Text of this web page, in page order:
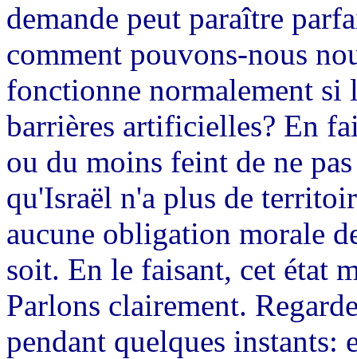
demande peut paraître
comment pouvons-nous
fonctionne normalement si
barrières artificielles? En
ou du moins feint de ne
qu'Israël n'a plus de
aucune obligation morale
soit. En le faisant, cet état
Parlons clairement.
pendant quelques instants: